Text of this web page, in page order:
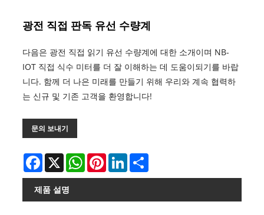
광전 직접 판독 유선 수량계
다음은 광전 직접 읽기 유선 수량계에 대한 소개이며 NB-
IOT 직접 식수 미터를 더 잘 이해하는 데 도움이되기를 바랍
니다. 함께 더 나은 미래를 만들기 위해 우리와 계속 협력하
는 신규 및 기존 고객을 환영합니다!
문의 보내기
Facebook
X WhatsAppPinterestLinkedInShare
제품 설명